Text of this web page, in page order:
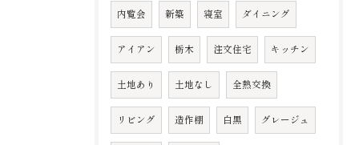
内覧会 新築 寝室 ダイニング
アイアン 栃木 注文住宅 キッチン
土地あり 土地なし 全熱交換
リビング 造作棚 白黒 グレージュ